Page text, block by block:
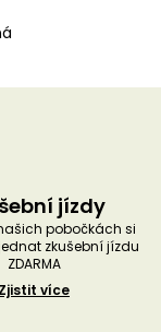
jízdy
pobočkách si
zkušební jízdu
ZDARMA
Zjistit více